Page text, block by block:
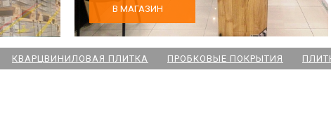
В МАГАЗИН
КВАРЦВИНИЛОВАЯ ПЛИТКА ПРОБКОВЫЕ ПОКРЫТИЯ